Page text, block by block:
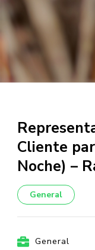
Cliente
Noche) –
General
General